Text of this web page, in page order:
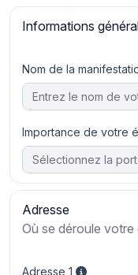
Informations
Nom de la
Importance de votre
Adresse
Où se déroule votre
Adresse 1